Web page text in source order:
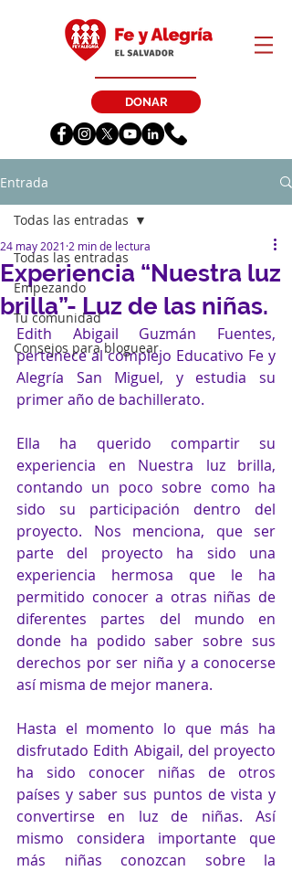
DONAR
Entrada
Todas las entradas
Empezando
Tu comunidad
Consejos para bloguear
Todas las entradas
Experiencia “Nuestra luz
brilla”- Luz de las niñas.
24 may 2021 2 min de lectura
Edith Abigail Guzmán Fuentes,
pertenece al complejo Educativo Fe y
Alegría San Miguel, y estudia su
primer año de bachillerato.
Ella ha querido compartir su
experiencia en Nuestra luz brilla,
contando un poco sobre como ha
sido su participación dentro del
proyecto. Nos menciona, que ser
parte del proyecto ha sido una
experiencia hermosa que le ha
permitido conocer a otras niñas de
diferentes partes del mundo en
donde ha podido saber sobre sus
derechos por ser niña y a conocerse
así misma de mejor manera.
Hasta el momento lo que más ha
disfrutado Edith Abigail, del proyecto
ha sido conocer niñas de otros
países y saber sus puntos de vista y
convertirse en luz de niñas. Así
mismo considera importante que
más niñas conozcan sobre la